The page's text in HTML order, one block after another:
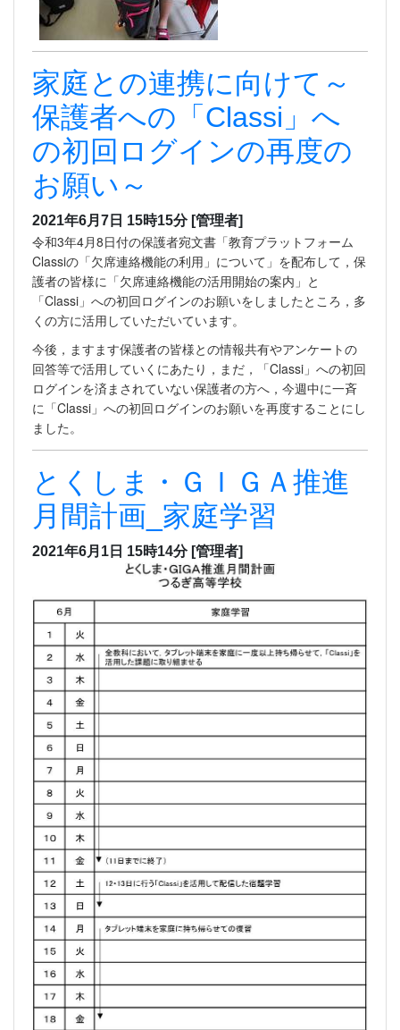
家庭との連携に向けて～
保護者への「Classi」へ
の初回ログインの再度の
お願い～
2021年6月7日 15時15分 [管理者]
令和3年4月8日付の保護者宛文書「教育プラットフォーム
Classiの「欠席連絡機能の利用」について」を配布して，保
護者の皆様に「欠席連絡機能の活用開始の案内」と
「Classi」への初回ログインのお願いをしましたところ，多
くの方に活用していただいています。
今後，ますます保護者の皆様との情報共有やアンケートの
回答等で活用していくにあたり，まだ，「Classi」への初回
ログインを済まされていない保護者の方へ，今週中に一斉
に「Classi」への初回ログインのお願いを再度することにし
ました。
とくしま・ＧＩＧＡ推進
月間計画_家庭学習
2021年6月1日 15時14分 [管理者]